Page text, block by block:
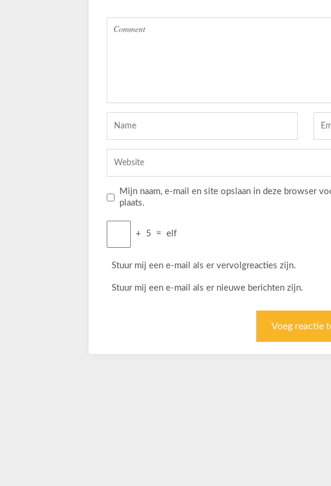
Mijn naam, e-mail en site opslaan in deze browser
plaats.
+ 5 = elf
Stuur mij een e-mail als er vervolgreacties zijn.
Stuur mij een e-mail als er nieuwe berichten zijn.